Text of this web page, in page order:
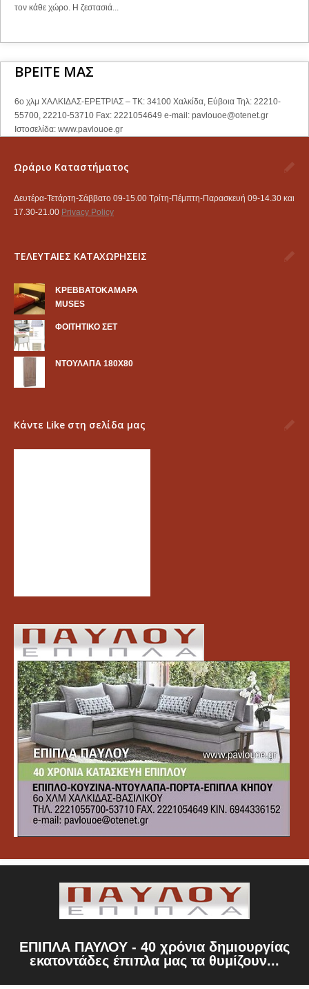
τον κάθε χώρο. Η ζεστασιά...
ΒΡΕΙΤΕ ΜΑΣ
6ο χλμ ΧΑΛΚΙΔΑΣ-ΕΡΕΤΡΙΑΣ – ΤΚ: 34100 Χαλκίδα, Εύβοια Τηλ: 22210-
55700, 22210-53710 Fax: 2221054649 e-mail: pavlouoe@otenet.gr
Ιστοσελίδα: www.pavlouoe.gr
Ωράριο Καταστήματος
Δευτέρα-Τετάρτη-Σάββατο 09-15.00 Τρίτη-Πέμπτη-Παρασκευή 09-14.30 και
17.30-21.00 Privacy Policy
ΤΕΛΕΥΤΑΙΕΣ ΚΑΤΑΧΩΡΗΣΕΙΣ
KΡΕΒΒΑΤΟΚΑΜΑΡΑ
MUSES
ΦΟΙΤΗΤΙΚΟ ΣΕΤ
ΝΤΟΥΛΑΠΑ 180Χ80
Κάντε Like στη σελίδα μας
ΕΠΙΠΛΑ ΠΑΥΛΟΥ - 40 χρόνια δημιουργίας
εκατοντάδες έπιπλα μας τα θυμίζουν...